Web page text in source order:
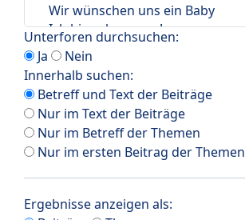
Unterforen durchsuchen:
Ja
Nein
Innerhalb suchen:
Betreff und Text der Beiträge
Nur im Text der Beiträge
Nur im Betreff der Themen
Nur im ersten Beitrag der Themen
Ergebnisse anzeigen als: